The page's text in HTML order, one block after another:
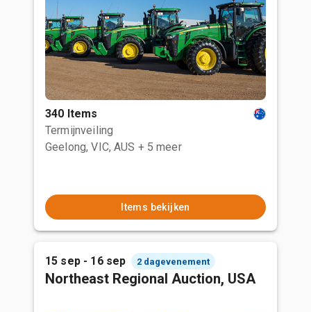
340 Items
Termijnveiling
Geelong, VIC, AUS + 5 meer
Items bekijken
15 sep - 16 sep 2 dagevenement
Northeast Regional Auction, USA